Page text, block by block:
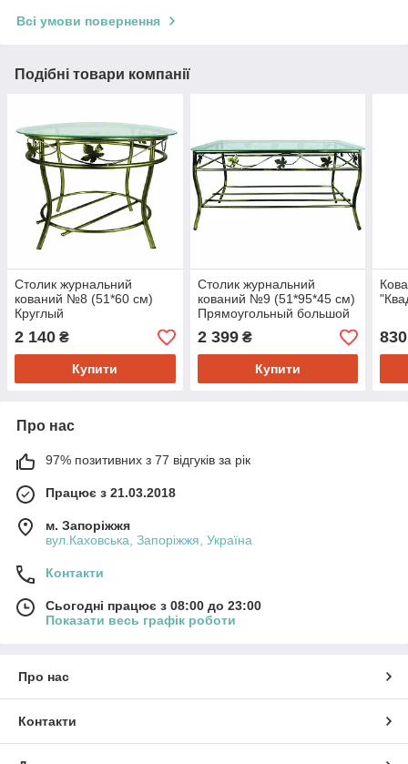
Всі умови повернення
Подібні товари компанії
Столик журнальний
кований №8 (51*60 см)
Круглый
2 140 ₴
Купити
Столик журнальний
кований №9 (51*95*45 см)
Прямоугольный большой
2 399₴
Купити
830
Про нас
97% позитивних з 77 відгуків за рік
Працює з 21.03.2018
м. Запоріжжя
вул.Каховська, Запоріжжя, Україна
Контакти
Сьогодні працює з 08:00 до 23:00
Показати весь графік роботи
Про нас
Контакти